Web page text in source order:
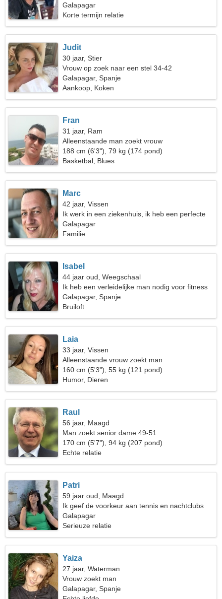
Galapagar
Korte termijn relatie
Judit
30 jaar, Stier
Vrouw op zoek naar een stel 34-42
Galapagar, Spanje
Aankoop, Koken
Fran
31 jaar, Ram
Alleenstaande man zoekt vrouw
188 cm (6'3"), 79 kg (174 pond)
Basketbal, Blues
Marc
42 jaar, Vissen
Ik werk in een ziekenhuis, ik heb een perfecte
vrouw nodig
Galapagar
Familie
Isabel
44 jaar oud, Weegschaal
Ik heb een verleidelijke man nodig voor fitness
Galapagar, Spanje
Bruiloft
Laia
33 jaar, Vissen
Alleenstaande vrouw zoekt man
160 cm (5'3"), 55 kg (121 pond)
Humor, Dieren
Raul
56 jaar, Maagd
Man zoekt senior dame 49-51
170 cm (5'7"), 94 kg (207 pond)
Echte relatie
Patri
59 jaar oud, Maagd
Ik geef de voorkeur aan tennis en nachtclubs
Galapagar
Serieuze relatie
Yaiza
27 jaar, Waterman
Vrouw zoekt man
Galapagar, Spanje